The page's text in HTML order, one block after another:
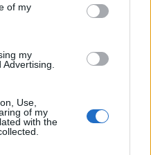
of my
my
Use,
of my
with the
Banda